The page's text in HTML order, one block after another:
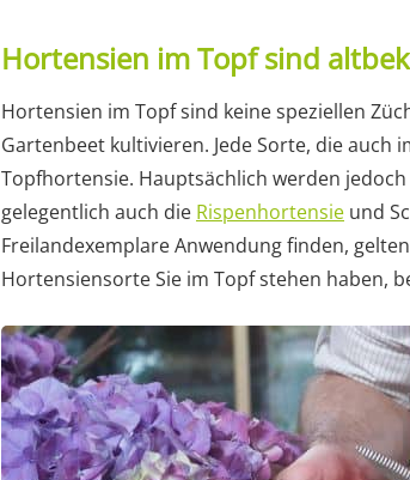
Hortensien im Topf sind
Hortensien im Topf sind keine speziellen
Gartenbeet kultivieren. Jede Sorte, die auch
Topfhortensie. Hauptsächlich werden
gelegentlich auch die Rispenhortensie und
Freilandexemplare Anwendung finden,
Hortensiensorte Sie im Topf stehen haben,